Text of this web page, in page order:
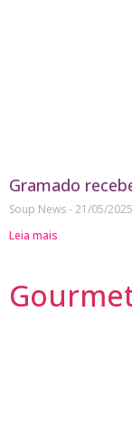
Gramado
Soup News 21/05/2025
Leia mais